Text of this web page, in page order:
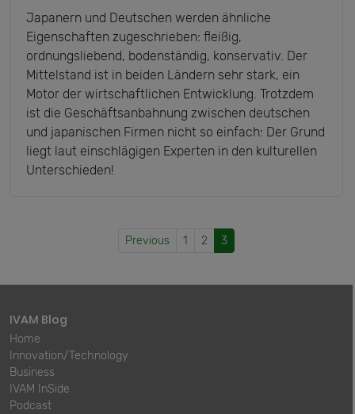
Japanern und Deutschen werden ähnliche
Eigenschaften zugeschrieben: fleißig,
ordnungsliebend, bodenständig, konservativ. Der
Mittelstand ist in beiden Ländern sehr stark, ein
Motor der wirtschaftlichen Entwicklung. Trotzdem
ist die Geschäftsanbahnung zwischen deutschen
und japanischen Firmen nicht so einfach: Der Grund
liegt laut einschlägigen Experten in den kulturellen
Unterschieden!
Previous 1 2 3
IVAM Blog
Home
Innovation/Technology
Business
IVAM InSide
Podcast